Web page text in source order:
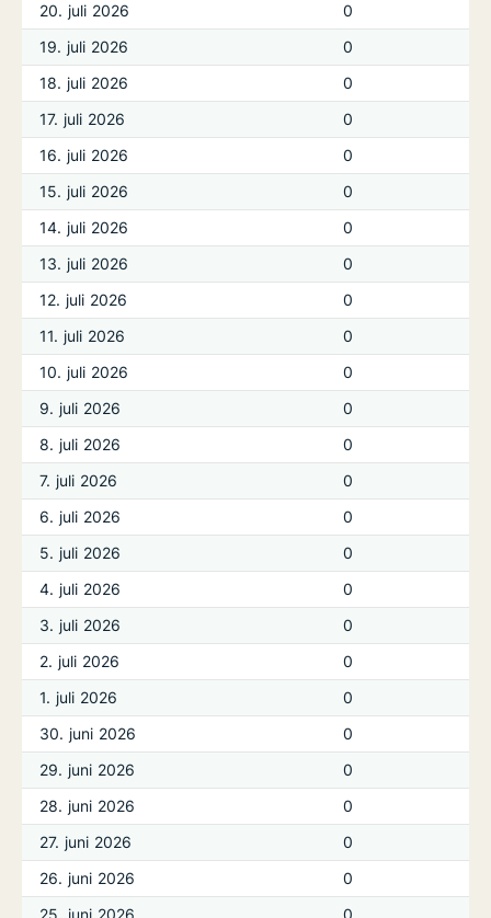
20. juli 2026
0
19. juli 2026
0
18. juli 2026
0
17. juli 2026
0
16. juli 2026
0
15. juli 2026
0
14. juli 2026
0
13. juli 2026
0
12. juli 2026
0
11. juli 2026
0
10. juli 2026
0
9. juli 2026
0
8. juli 2026
0
7. juli 2026
0
6. juli 2026
0
5. juli 2026
0
4. juli 2026
0
3. juli 2026
0
2. juli 2026
0
1. juli 2026
0
30. juni 2026
0
29. juni 2026
0
28. juni 2026
0
27. juni 2026
0
26. juni 2026
0
25. juni 2026
0